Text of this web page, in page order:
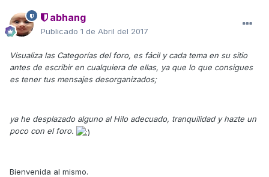
abhang
Publicado 1 de Abril del 2017
Visualiza las Categorías del foro, es fácil y cada tema en su sitio
antes de escribir en cualquiera de ellas, ya que lo que consigues
es tener tus mensajes desorganizados;
ya he desplazado alguno al Hilo adecuado, tranquilidad y hazte un
poco con el foro.
Bienvenida al mismo.